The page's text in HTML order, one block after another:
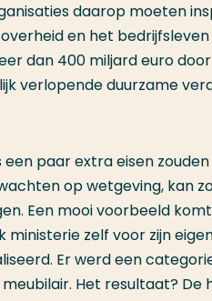
daarop moeten
en het
dan 400 miljard euro
verlopende duurzame
paar extra eisen
op wetgeving, kan
Een mooi voorbeeld
ministerie zelf voor zijn
Er werd een
Het resultaat?